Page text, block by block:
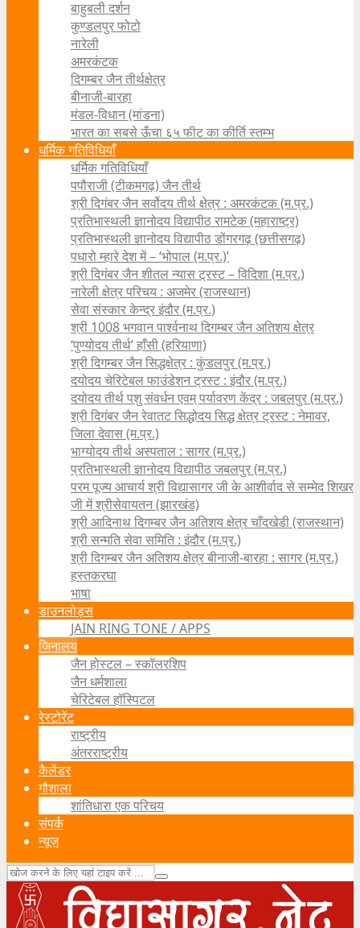
बाहुबली दर्शन
कुण्डलपुर फोटो
नारेली
अमरकंटक
दिगम्बर जैन तीर्थक्षेत्र
बीनाजी-बारहा
मंडल-विधान (मांडना)
भारत का सबसे ऊँचा ६५ फीट का कीर्ति स्तम्भ
धर्मिक गतिविधियाँ
धर्मिक गतिविधियाँ
पपौराजी (टीकमगढ़) जैन तीर्थ
श्री दिगंबर जैन सर्वोदय तीर्थ क्षेत्र : अमरकंटक (म.प्र.)
प्रतिभास्थली ज्ञानोदय विद्यापीठ रामटेक (महाराष्ट्र)
प्रतिभास्थली ज्ञानोदय विद्यापीठ डोंगरगढ़ (छत्तीसगढ़)
पधारो म्हारे देश में – ‘भोपाल (म.प्र.)’
श्री दिगंबर जैन शीतल न्यास ट्रस्ट – विदिशा (म.प्र.)
नारेली क्षेत्र परिचय : अजमेर (राजस्थान)
सेवा संस्कार केन्द्र इंदौर (म.प्र.)
श्री 1008 भगवान पार्श्वनाथ दिगम्बर जैन अतिशय क्षे‍त्र
‘पुण्योदय तीर्थ’ हाँसी (हरियाणा)
श्री दिगम्बर जैन सिद्धक्षेत्र : कुंडलपुर (म.प्र.)
दयोदय चेरिटेबल फाउंडेशन ट्रस्ट : इंदौर (म.प्र.)
दयोदय तीर्थ पशु संवर्धन एवम्‌ पर्यावरण केंद्र : जबलपुर (म.प्र.)
श्री दिगंबर जैन रेवातट सिद्धोदय सिद्ध क्षेत्र ट्रस्ट : नेमावर,
जिला देवास (म.प्र.)
भाग्योदय तीर्थ अस्पताल : सागर (म.प्र.)
प्रतिभास्थली ज्ञानोदय विद्यापीठ जबलपुर (म.प्र.)
परम पूज्य आचार्य श्री विद्यासागर जी के आशीर्वाद से सम्मेद शिखर
जी में श्रीसेवायतन (झारखंड)
श्री आदिनाथ दिगम्बर जैन अतिशय क्षेत्र चाँदखेडी (राजस्थान)
श्री सन्मति सेवा समिति : इंदौर (म.प्र.)
श्री दिगम्बर जैन अतिशय क्षेत्र बीनाजी-बारहा : सागर (म.प्र.)
हस्तकरघा
भाषा
डाउनलोड्स
JAIN RING TONE / APPS
जिनालय
जैन होस्टल – स्कॉलरशिप
जैन धर्मशाला
चेरिटेबल हॉस्पिटल
रेस्टोरेंट
राष्ट्रीय
अंतरराष्ट्रीय
कैलेंडर
गौशाला
शांतिधारा एक परिचय
संपर्क
न्यूज़